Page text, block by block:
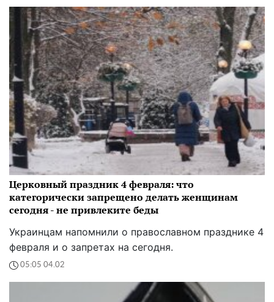
Церковный праздник 4 февраля: что
категорически запрещено делать женщинам
сегодня - не привлеките беды
Украинцам напомнили о православном празднике 4
февраля и о запретах на сегодня.
05:05 04.02